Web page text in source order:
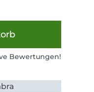
Bewertungen!